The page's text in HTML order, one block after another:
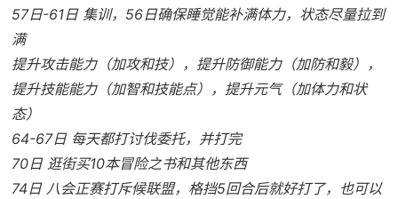
57日-61日 集训，56日确保睡觉能补满体力，状态尽量拉到
满
提升攻击能力（加攻和技），提升防御能力（加防和毅），
提升技能能力（加智和技能点），提升元气（加体力和状
态）
64-67日 每天都打讨伐委托，并打完
70日 逛街买10本冒险之书和其他东西
74日 八会正赛打斥候联盟，格挡5回合后就好打了，也可以